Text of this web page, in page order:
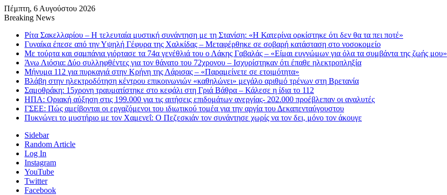
Πέμπτη, 6 Αυγούστου 2026
Breaking News
Ρίτα Σακελλαρίου – Η τελευταία μυστική συνάντηση με τη Στανίση: «Η Κατερίνα ορκίστηκε ότι δεν θα τα πει ποτέ»
Γυναίκα έπεσε από την Υψηλή Γέφυρα της Χαλκίδας – Μεταφέρθηκε σε σοβαρή κατάσταση στο νοσοκομείο
Με τούρτα και σαμπάνια γιόρτασε τα 74α γενέθλιά του ο Λάκης Γαβαλάς – «Είμαι ευγνώμων για όλα τα συμβάντα της ζωής μου»
Άνω Λιόσια: Δύο συλληφθέντες για τον θάνατο του 72χρονου – Ισχυρίστηκαν ότι έπαθε ηλεκτροπληξία
Μήνυμα 112 για πυρκαγιά στην Κρήνη της Λάρισας – «Παραμείνετε σε ετοιμότητα»
Βλάβη στην ηλεκτροδότηση κέντρου επικοινωνιών «καθηλώνει» μεγάλο αριθμό τρένων στη Βρετανία
Σαμοθράκη: 15χρονη τραυματίστηκε στο κεφάλι στη Γριά Βάθρα – Κάλεσε η ίδια το 112
ΗΠΑ: Οριακή αύξηση στις 199.000 για τις αιτήσεις επιδομάτων ανεργίας- 202.000 προέβλεπαν οι αναλυτές
ΓΣΕΕ: Πώς αμείβονται οι εργαζόμενοι του ιδιωτικού τομέα για την αργία του Δεκαπενταύγουστου
Πυκνώνει το μυστήριο με τον Χαμενεΐ: Ο Πεζεσκιάν τον συνάντησε χωρίς να τον δει, μόνο τον άκουγε
Sidebar
Random Article
Log In
Instagram
YouTube
Twitter
Facebook